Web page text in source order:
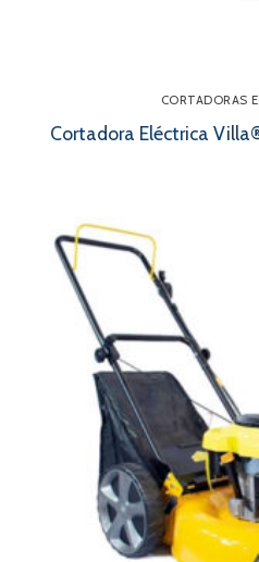
CORTADORAS
Cortadora Eléctrica